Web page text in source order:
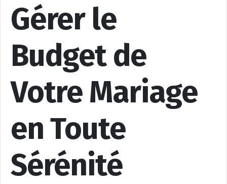
Gérer le
Budget de
Votre Mariage
en Toute
Sérénité